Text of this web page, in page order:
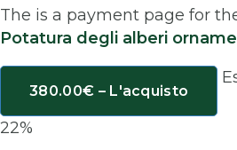
The is a payment page for
Potatura degli alberi
380.00€ – L'acquisto
22%